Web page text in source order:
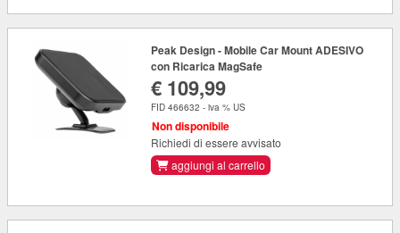
Peak Design - Mobile Car Mount ADESIVO
con Ricarica MagSafe
€ 109,99
FID 466632 - iva % US
Non disponibile
Richiedi di essere avvisato
aggiungi al carrello